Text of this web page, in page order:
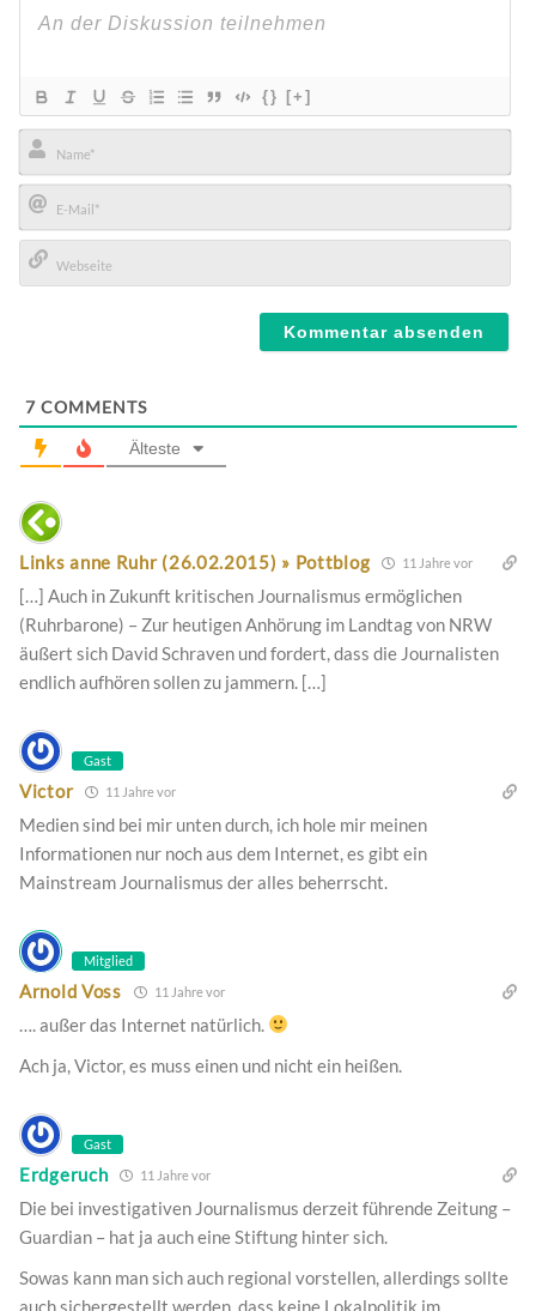
{} [+]
Name*
E-
Mail*
7 COMMENTS
Älteste
Links anne Ruhr (26.02.2015) » Pottblog 11 Jahre vor
[…] Auch in Zukunft kritischen Journalismus ermöglichen
(Ruhrbarone) – Zur heutigen Anhörung im Landtag von NRW
äußert sich David Schraven und fordert, dass die Journalisten
endlich aufhören sollen zu jammern. […]
Gast
Victor 11 Jahre vor
Medien sind bei mir unten durch, ich hole mir meinen
Informationen nur noch aus dem Internet, es gibt ein
Mainstream Journalismus der alles beherrscht.
Mitglied
Arnold Voss 11 Jahre vor
…. außer das Internet natürlich.
Ach ja, Victor, es muss einen und nicht ein heißen.
Gast
Erdgeruch 11 Jahre vor
Die bei investigativen Journalismus derzeit führende Zeitung –
Guardian – hat ja auch eine Stiftung hinter sich.
Sowas kann man sich auch regional vorstellen, allerdings sollte
auch sichergestellt werden, dass keine Lokalpolitik im